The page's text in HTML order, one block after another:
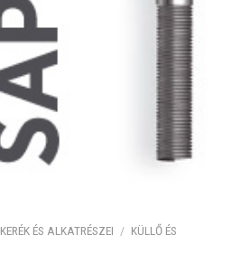
KERÉK ÉS ALKATRÉSZEI / KÜLLŐ ÉS